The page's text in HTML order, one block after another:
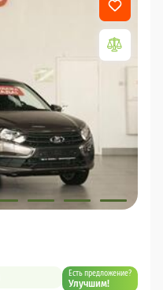
Есть предложение?
Улучшим!